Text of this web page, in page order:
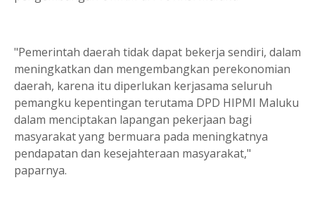
"Pemerintah daerah tidak dapat bekerja sendiri, dalam
meningkatkan dan mengembangkan perekonomian
daerah, karena itu diperlukan kerjasama seluruh
pemangku kepentingan terutama DPD HIPMI Maluku
dalam menciptakan lapangan pekerjaan bagi
masyarakat yang bermuara pada meningkatnya
pendapatan dan kesejahteraan masyarakat,"
paparnya.